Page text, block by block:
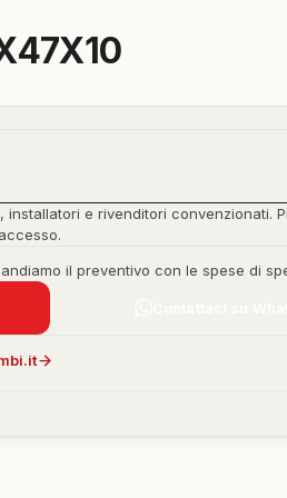
installatori e rivenditori convenzionati.
il preventivo con le spese di